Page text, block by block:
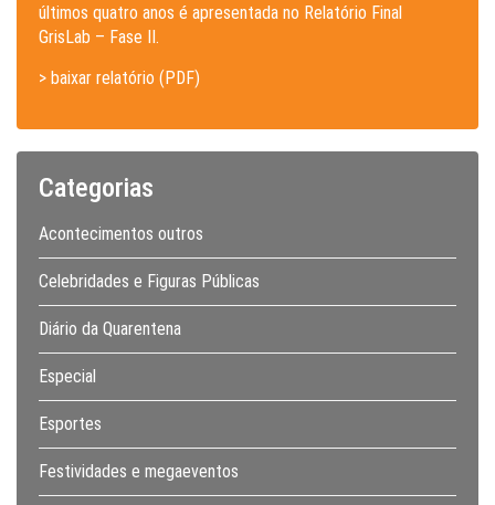
últimos quatro anos é apresentada no Relatório Final
GrisLab – Fase II.
> baixar relatório (PDF)
Categorias
Acontecimentos outros
Celebridades e Figuras Públicas
Diário da Quarentena
Especial
Esportes
Festividades e megaeventos